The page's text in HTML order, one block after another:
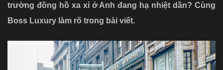
trường đồng hồ xa xỉ ở Anh đang hạ nhiệt dần? Cùng
Boss Luxury làm rõ trong bài viết.